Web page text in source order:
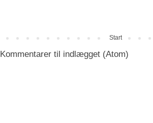
Start
Kommentarer til indlægget (Atom)